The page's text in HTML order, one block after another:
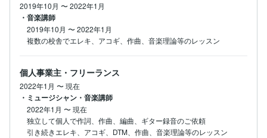
2019年10月 〜2022年1月
・音楽講師
2019年10月 〜2022年1月
複数の校舎でエレキ、アコギ、作曲、音楽理論等のレッスン
個人事業主・フリーランス
2022年1月 〜現在
・ミュージシャン・音楽講師
2022年1月 〜現在
独立して個人で作詞、作曲、編曲、ギター録音のご依頼
引き続きエレキ、アコギ、DTM、作曲、音楽理論等のレッスン